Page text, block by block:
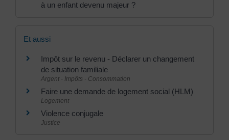
à un enfant devenu majeur ?
Et aussi
Impôt sur le revenu - Déclarer un changement
de situation familiale
Argent - Impôts - Consommation
Faire une demande de logement social (HLM)
Logement
Violence conjugale
Justice